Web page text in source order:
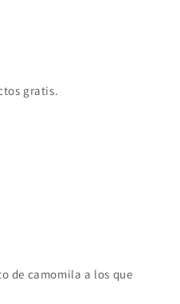
gratis.
de camomila a los que